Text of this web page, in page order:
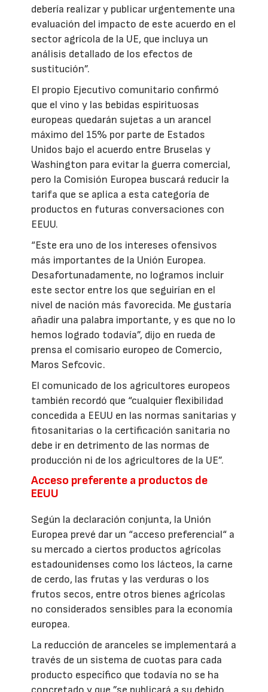
debería realizar y publicar urgentemente una
evaluación del impacto de este acuerdo en el
sector agrícola de la UE, que incluya un
análisis detallado de los efectos de
sustitución”.
El propio Ejecutivo comunitario confirmó
que el vino y las bebidas espirituosas
europeas quedarán sujetas a un arancel
máximo del 15% por parte de Estados
Unidos bajo el acuerdo entre Bruselas y
Washington para evitar la guerra comercial,
pero la Comisión Europea buscará reducir la
tarifa que se aplica a esta categoría de
productos en futuras conversaciones con
EEUU.
“Este era uno de los intereses ofensivos
más importantes de la Unión Europea.
Desafortunadamente, no logramos incluir
este sector entre los que seguirían en el
nivel de nación más favorecida. Me gustaría
añadir una palabra importante, y es que no lo
hemos logrado todavía”, dijo en rueda de
prensa el comisario europeo de Comercio,
Maros Sefcovic.
El comunicado de los agricultores europeos
también recordó que “cualquier flexibilidad
concedida a EEUU en las normas sanitarias y
fitosanitarias o la certificación sanitaria no
debe ir en detrimento de las normas de
producción ni de los agricultores de la UE”.
Acceso preferente a productos de
EEUU
Según la declaración conjunta, la Unión
Europea prevé dar un “acceso preferencial“ a
su mercado a ciertos productos agrícolas
estadounidenses como los lácteos, la carne
de cerdo, las frutas y las verduras o los
frutos secos, entre otros bienes agrícolas
no considerados sensibles para la economía
europea.
La reducción de aranceles se implementará a
través de un sistema de cuotas para cada
producto específico que todavía no se ha